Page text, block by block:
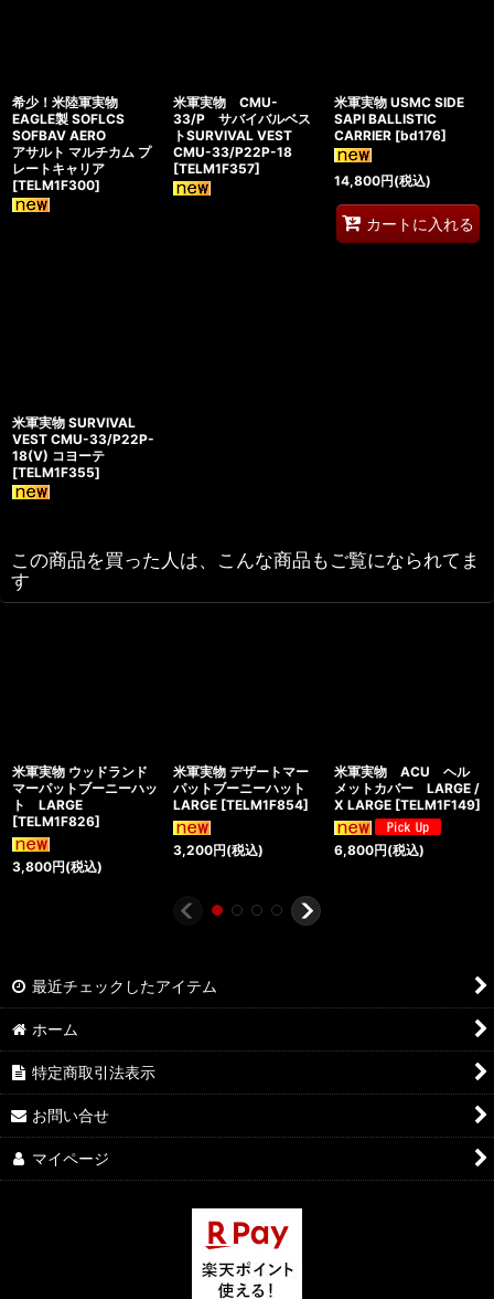
希少！米陸軍実物
EAGLE製 SOFLCS
SOFBAV AERO
アサルト マルチカム プ
レートキャリア
[TELM1F300]
米軍実物 CMU-
33/P サバイバルベス
トSURVIVAL VEST
CMU-33/P22P-18
[TELM1F357]
米軍実物 USMC SIDE
SAPI BALLISTIC
CARRIER [bd176]
14,800円(税込)
カートに入れる
米軍実物 SURVIVAL
VEST CMU-33/P22P-
18(V) コヨーテ
[TELM1F355]
この商品を買った人は、こんな商品もご覧になられてま
す
米軍実物 ウッドランド
マーパットブーニーハッ
ト LARGE
[TELM1F826]
3,800円(税込)
米軍実物 デザートマー
パットブーニーハット
LARGE [TELM1F854]
3,200円(税込)
米軍実物 ACU ヘル
メットカバー LARGE /
X LARGE [TELM1F149]
6,800円(税込)
最近チェックしたアイテム
ホーム
特定商取引法表示
お問い合せ
マイページ